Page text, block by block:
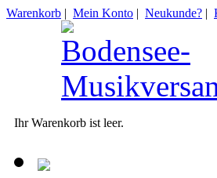
Warenkorb | Mein Konto | Neukunde? |
Ihr Warenkorb ist leer.